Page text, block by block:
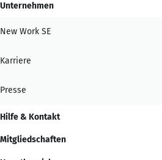
Unternehmen
New Work SE
Karriere
Presse
Hilfe & Kontakt
Mitgliedschaften